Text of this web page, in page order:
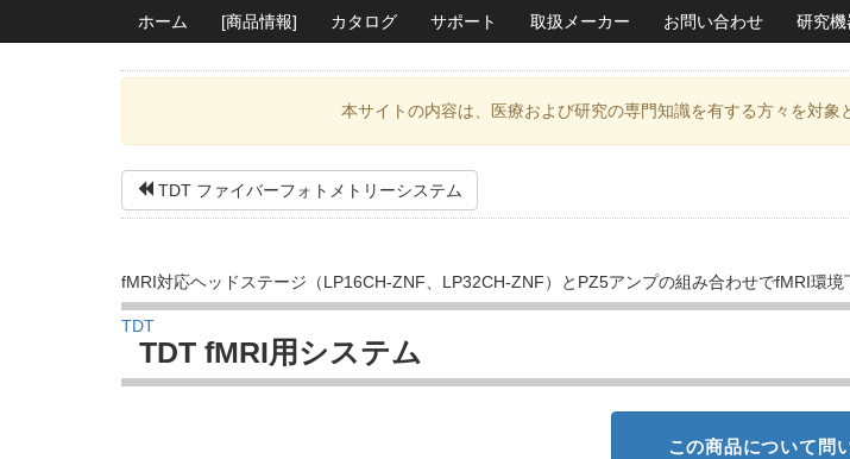
ホーム [商品情報] カタログ サポート 取扱メーカー お問い合わせ 研究機
本サイトの内容は、医療および研究の専門知識を有する方々を対象
TDT ファイバーフォトメトリーシステム
fMRI対応ヘッドステージ（LP16CH-ZNF、LP32CH-ZNF）とPZ5アンプの組み合わせでfMRI環
TDT
TDT fMRI用システム
この商品について問